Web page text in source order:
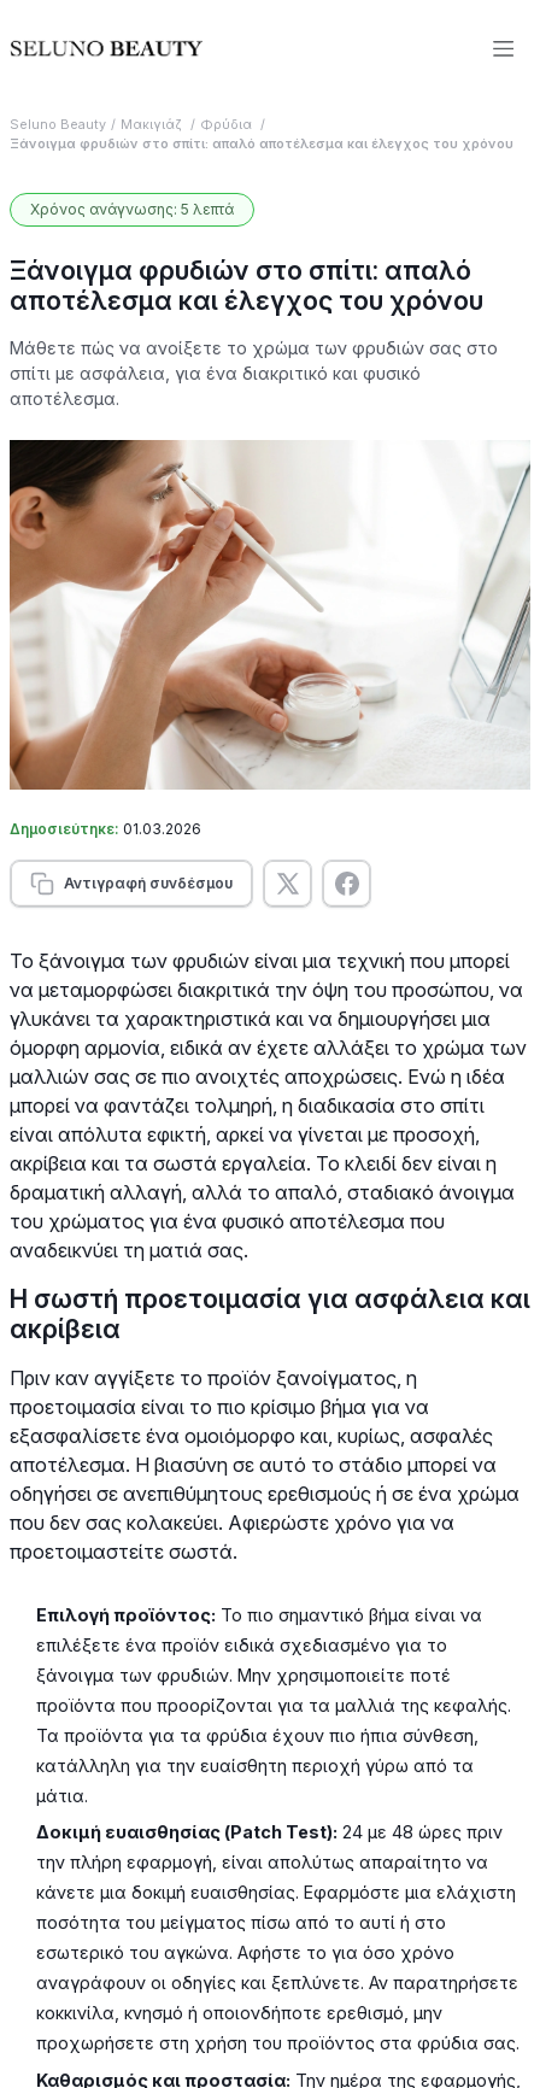
Seluno Beauty Μακιγιάζ
Φρύδια
Ξάνοιγμα φρυδιών στο σπίτι: απαλό αποτέλεσμα και έλεγχος του χρόνου
Χρόνος ανάγνωσης: 5 λεπτά
Ξάνοιγμα φρυδιών στο σπίτι: απαλό
αποτέλεσμα και έλεγχος του χρόνου
Μάθετε πώς να ανοίξετε το χρώμα των φρυδιών σας στο
σπίτι με ασφάλεια, για ένα διακριτικό και φυσικό
αποτέλεσμα.
Δημοσιεύτηκε: 01.03.2026
Αντιγραφή συνδέσμου
Το ξάνοιγμα των φρυδιών είναι μια τεχνική που μπορεί
να μεταμορφώσει διακριτικά την όψη του προσώπου, να
γλυκάνει τα χαρακτηριστικά και να δημιουργήσει μια
όμορφη αρμονία, ειδικά αν έχετε αλλάξει το χρώμα των
μαλλιών σας σε πιο ανοιχτές αποχρώσεις. Ενώ η ιδέα
μπορεί να φαντάζει τολμηρή, η διαδικασία στο σπίτι
είναι απόλυτα εφικτή, αρκεί να γίνεται με προσοχή,
ακρίβεια και τα σωστά εργαλεία. Το κλειδί δεν είναι η
δραματική αλλαγή, αλλά το απαλό, σταδιακό άνοιγμα
του χρώματος για ένα φυσικό αποτέλεσμα που
αναδεικνύει τη ματιά σας.
Η σωστή προετοιμασία για ασφάλεια και
ακρίβεια
Πριν καν αγγίξετε το προϊόν ξανοίγματος, η
προετοιμασία είναι το πιο κρίσιμο βήμα για να
εξασφαλίσετε ένα ομοιόμορφο και, κυρίως, ασφαλές
αποτέλεσμα. Η βιασύνη σε αυτό το στάδιο μπορεί να
οδηγήσει σε ανεπιθύμητους ερεθισμούς ή σε ένα χρώμα
που δεν σας κολακεύει. Αφιερώστε χρόνο για να
προετοιμαστείτε σωστά.
Επιλογή προϊόντος: Το πιο σημαντικό βήμα είναι να
επιλέξετε ένα προϊόν ειδικά σχεδιασμένο για το
ξάνοιγμα των φρυδιών. Μην χρησιμοποιείτε ποτέ
προϊόντα που προορίζονται για τα μαλλιά της κεφαλής.
Τα προϊόντα για τα φρύδια έχουν πιο ήπια σύνθεση,
κατάλληλη για την ευαίσθητη περιοχή γύρω από τα
μάτια.
Δοκιμή ευαισθησίας (Patch Test): 24 με 48 ώρες πριν
την πλήρη εφαρμογή, είναι απολύτως απαραίτητο να
κάνετε μια δοκιμή ευαισθησίας. Εφαρμόστε μια ελάχιστη
ποσότητα του μείγματος πίσω από το αυτί ή στο
εσωτερικό του αγκώνα. Αφήστε το για όσο χρόνο
αναγράφουν οι οδηγίες και ξεπλύνετε. Αν παρατηρήσετε
κοκκινίλα, κνησμό ή οποιονδήποτε ερεθισμό, μην
προχωρήσετε στη χρήση του προϊόντος στα φρύδια σας.
Καθαρισμός και προστασία: Την ημέρα της εφαρμογής,